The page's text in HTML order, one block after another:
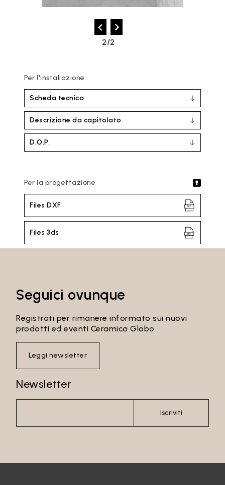
2/2
Per l'installazione
Scheda tecnica
Descrizione da capitolato
D.O.P.
Per la progettazione
Files DXF
Files 3ds
Email*
Seguici ovunque
Registrati per rimanere informato sui nuovi
prodotti ed eventi Ceramica Globo
Leggi newsletter
Newsletter
Iscriviti